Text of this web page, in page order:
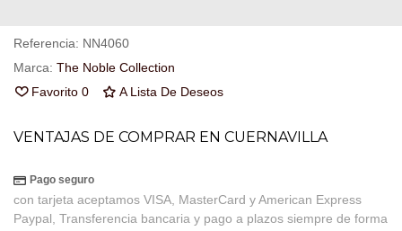
Referencia: NN4060
Marca: The Noble Collection
Favorito 0 A Lista De Deseos
VENTAJAS DE COMPRAR EN CUERNAVILLA
Pago seguro
con tarjeta aceptamos VISA, MasterCard y American Express
Paypal, Transferencia bancaria y pago a plazos siempre de forma